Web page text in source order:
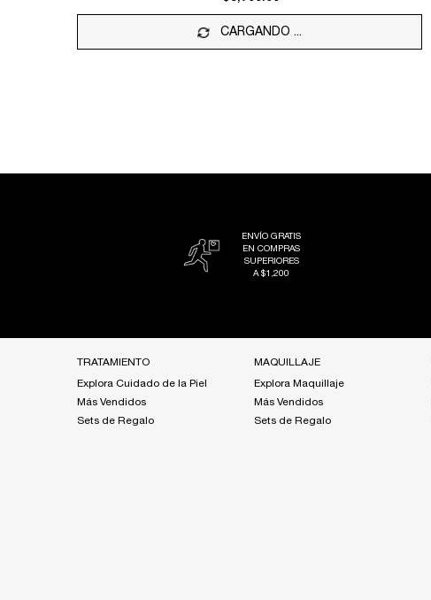
CARGANDO ...
ENVÍO GRATIS
EN COMPRAS
SUPERIORES
A $1,200
TRATAMIENTO
Explora Cuidado de la Piel
Más Vendidos
Sets de Regalo
MAQUILLAJE
Explora Maquillaje
Más Vendidos
Sets de Regalo